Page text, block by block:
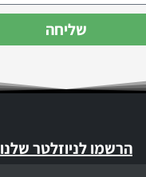
שליחה
הרשמו לניוזלטר שלנו